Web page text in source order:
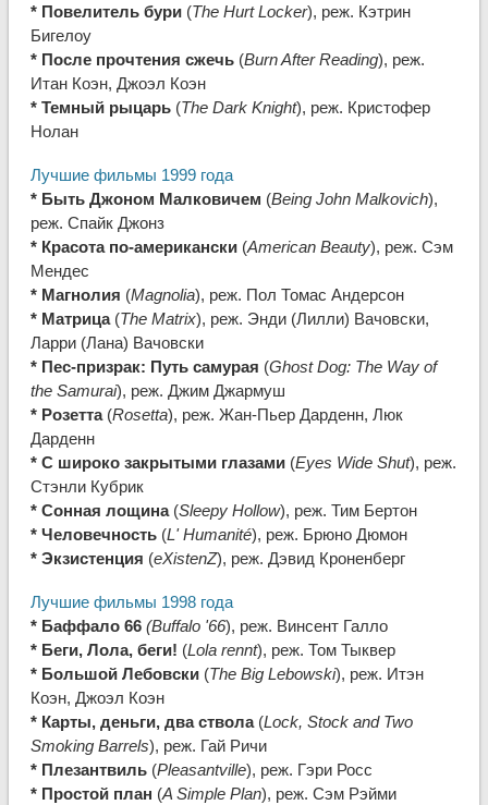
* Повелитель бури(The Hurt Locker), реж. Кэтрин
Бигелоу
* После прочтения сжечь(Burn After Reading), реж.
Итан Коэн, Джоэл Коэн
* Темный рыцарь(The Dark Knight), реж. Кристофер
Нолан
Лучшие фильмы 1999 года
* Быть Джоном Малковичем (Being John Malkovich),
реж. Спайк Джонз
* Красота по-американски(American Beauty), реж. Сэм
Мендес
* Магнолия (Magnolia), реж. Пол Томас Андерсон
* Матрица(The Matrix), реж. Энди (Лилли) Вачовски,
Ларри (Лана) Вачовски
* Пес-призрак: Путь самурая (Ghost Dog: The Way of
the Samurai), реж. Джим Джармуш
* Розетта(Rosetta), реж. Жан-Пьер Дарденн, Люк
Дарденн
* С широко закрытыми глазами(Eyes Wide Shut), реж.
Стэнли Кубрик
* Сонная лощина(Sleepy Hollow), реж. Тим Бертон
* Человечность (L' Humanité), реж. Брюно Дюмон
* Экзистенция (eXistenZ), реж. Дэвид Кроненберг
Лучшие фильмы 1998 года
* Баффало 66 (Buffalo '66), реж. Винсент Галло
* Беги, Лола, беги! (Lola rennt), реж. Том Тыквер
* Большой Лебовски (The Big Lebowski), реж. Итэн
Коэн, Джоэл Коэн
* Карты, деньги, два ствола(Lock, Stock and Two
Smoking Barrels), реж. Гай Ричи
* Плезантвиль (Pleasantville), реж. Гэри Росс
* Простой план (A Simple Plan), реж. Сэм Рэйми